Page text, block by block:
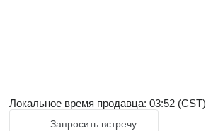
Локальное время продавца: 03:52 (CST)
Запросить встречу